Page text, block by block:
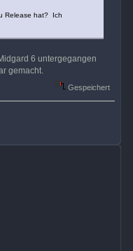
Release hat? Ich
6 untergegangen
gemacht.
Gespeichert